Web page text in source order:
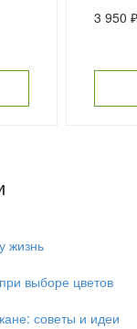
3 950
жизнь
выборе цветов
советы и идеи